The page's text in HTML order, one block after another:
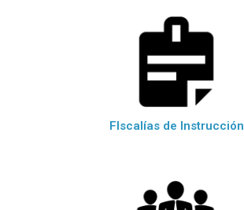
FIscalías de Instrucción